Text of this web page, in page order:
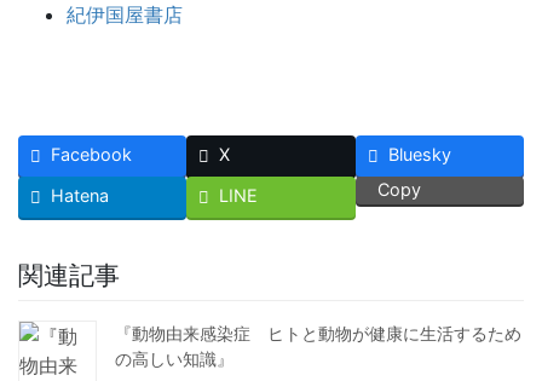
紀伊国屋書店
Facebook X
Bluesky
Hatena
LINE Copy
関連記事
『動物由来感染症 ヒトと動物が健康に生活するため
の高しい知識』